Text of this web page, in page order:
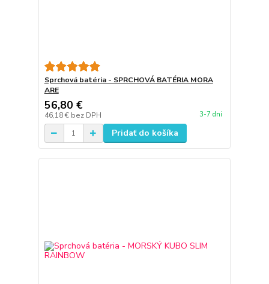
Sprchová batéria - SPRCHOVÁ BATÉRIA MORA
ARE
56,80 €
46,18 € bez DPH 3-7 dni
Pridať do košíka